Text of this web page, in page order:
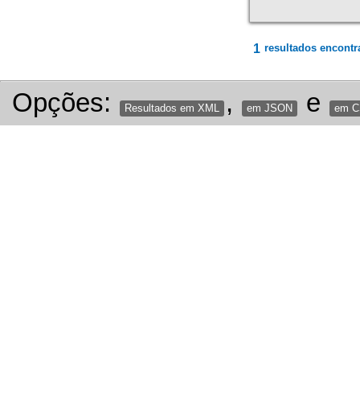
1 resultados
Opções: Resultados em XML , em JSON e em